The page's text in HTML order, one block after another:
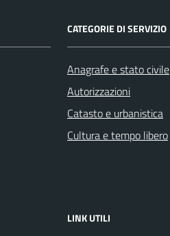
CATEGORIE DI SERVIZIO
Anagrafe e stato civile
Autorizzazioni
Catasto e urbanistica
Cultura e tempo libero
LINK UTILI